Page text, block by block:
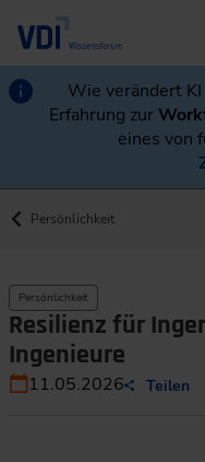
Wie verändert
Erfahrung zur
eines von
Persönlichkeit
Persönlichkeit
Resilienz für
Ingenieure
11.05.2026 Teilen